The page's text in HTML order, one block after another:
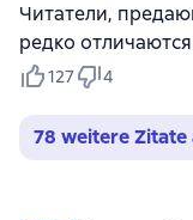
Читатели,
редко
127 4
78 weitere Zitate